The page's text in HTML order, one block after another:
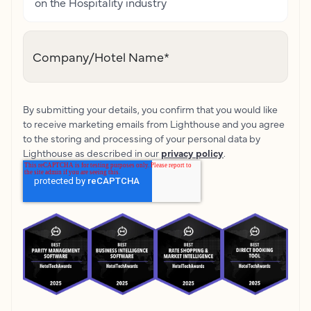
Company/Hotel Name*
By submitting your details, you confirm that you would like
to receive marketing emails from Lighthouse and you agree
to the storing and processing of your personal data by
Lighthouse as described in our privacy policy.